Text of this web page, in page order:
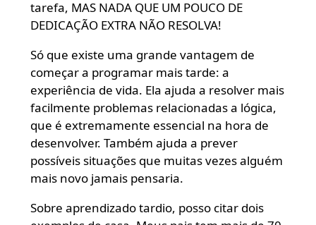
tarefa, MAS NADA QUE UM POUCO DE
DEDICAÇÃO EXTRA NÃO RESOLVA!
Só que existe uma grande vantagem de
começar a programar mais tarde: a
experiência de vida. Ela ajuda a resolver mais
facilmente problemas relacionadas a lógica,
que é extremamente essencial na hora de
desenvolver. Também ajuda a prever
possíveis situações que muitas vezes alguém
mais novo jamais pensaria.
Sobre aprendizado tardio, posso citar dois